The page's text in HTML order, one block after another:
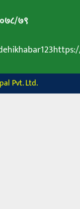
/७९
Pvt. Ltd.